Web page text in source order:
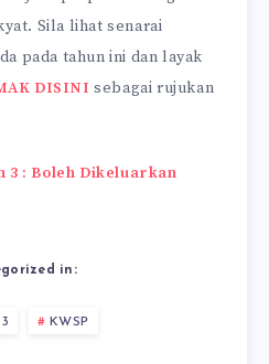
Sila lihat senarai
pada tahun ini dan layak
DISINI sebagai rujukan
3 : Boleh Dikeluarkan
in:
KWSP